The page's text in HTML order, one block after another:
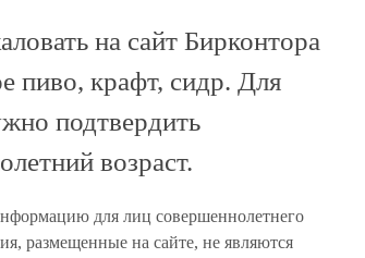
на сайт Бирконтора
пиво, крафт, сидр. Для
подтвердить
возраст.
для лиц совершеннолетнего
размещенные на сайте, не являются